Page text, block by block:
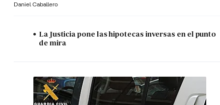
Daniel Caballero
La Justicia pone las hipotecas inversas en el punto
de mira